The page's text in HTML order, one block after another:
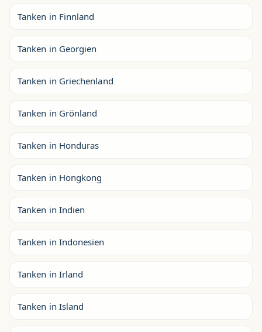
Tanken in Finnland
Tanken in Georgien
Tanken in Griechenland
Tanken in Grönland
Tanken in Honduras
Tanken in Hongkong
Tanken in Indien
Tanken in Indonesien
Tanken in Irland
Tanken in Island